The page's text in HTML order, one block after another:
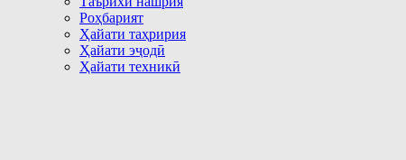
Роҳбарият
Ҳайати таҳририя
Ҳайати эҷодӣ
Ҳайати техникӣ